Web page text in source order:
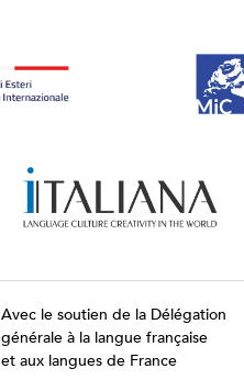
Avec le soutien de la Délégation
générale à la langue française
et aux langues de France